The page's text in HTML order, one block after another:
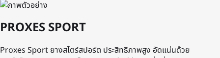
PROXES SPORT
Proxes Sport ยางสไตร์สปอร์ต ประสิทธิภาพสูง อัดแน่นด้วย